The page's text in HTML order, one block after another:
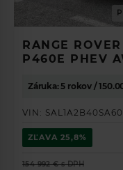
RANGE
P460E PHEV
Záruka: 5 rokov /
VIN:
ZĽAVA 25,8%
154 992 € s DPH